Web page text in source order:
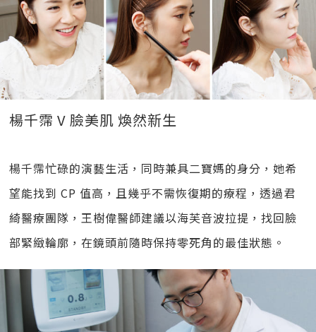
楊千霈 V 臉美肌 煥然新生
楊千霈忙碌的演藝生活，同時兼具二寶媽的身分，她希
望能找到 CP 值高，且幾乎不需恢復期的療程，透過君
綺醫療團隊，王樹偉醫師建議以海芙音波拉提，找回臉
部緊緻輪廓，在鏡頭前隨時保持零死角的最佳狀態。